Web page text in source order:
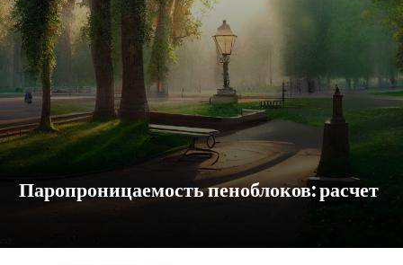
Паропроницаемость пеноблоков: расчет